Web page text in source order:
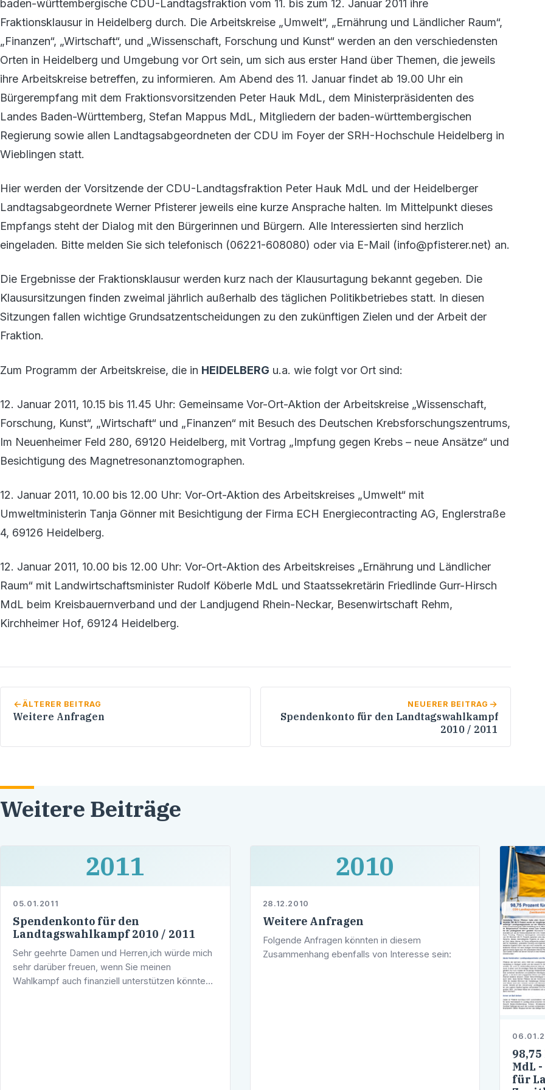
baden-württembergische CDU-Landtagsfraktion vom 11. bis zum 12. Januar 2011 ihre
Fraktionsklausur in Heidelberg durch. Die Arbeitskreise „Umwelt“, „Ernährung und Ländlicher Raum“,
„Finanzen“, „Wirtschaft“, und „Wissenschaft, Forschung und Kunst“ werden an den verschiedensten
Orten in Heidelberg und Umgebung vor Ort sein, um sich aus erster Hand über Themen, die jeweils
ihre Arbeitskreise betreffen, zu informieren. Am Abend des 11. Januar findet ab 19.00 Uhr ein
Bürgerempfang mit dem Fraktionsvorsitzenden Peter Hauk MdL, dem Ministerpräsidenten des
Landes Baden-Württemberg, Stefan Mappus MdL, Mitgliedern der baden-württembergischen
Regierung sowie allen Landtagsabgeordneten der CDU im Foyer der SRH-Hochschule Heidelberg in
Wieblingen statt.
Hier werden der Vorsitzende der CDU-Landtagsfraktion Peter Hauk MdL und der Heidelberger
Landtagsabgeordnete Werner Pfisterer jeweils eine kurze Ansprache halten. Im Mittelpunkt dieses
Empfangs steht der Dialog mit den Bürgerinnen und Bürgern. Alle Interessierten sind herzlich
eingeladen. Bitte melden Sie sich telefonisch (06221-608080) oder via E-Mail (info@pfisterer.net) an.
Die Ergebnisse der Fraktionsklausur werden kurz nach der Klausurtagung bekannt gegeben. Die
Klausursitzungen finden zweimal jährlich außerhalb des täglichen Politikbetriebes statt. In diesen
Sitzungen fallen wichtige Grundsatzentscheidungen zu den zukünftigen Zielen und der Arbeit der
Fraktion.
Zum Programm der Arbeitskreise, die in HEIDELBERG u.a. wie folgt vor Ort sind:
12. Januar 2011, 10.15 bis 11.45 Uhr: Gemeinsame Vor-Ort-Aktion der Arbeitskreise „Wissenschaft,
Forschung, Kunst“, „Wirtschaft“ und „Finanzen“ mit Besuch des Deutschen Krebsforschungszentrums,
Im Neuenheimer Feld 280, 69120 Heidelberg, mit Vortrag „Impfung gegen Krebs – neue Ansätze“ und
Besichtigung des Magnetresonanztomographen.
12. Januar 2011, 10.00 bis 12.00 Uhr: Vor-Ort-Aktion des Arbeitskreises „Umwelt“ mit
Umweltministerin Tanja Gönner mit Besichtigung der Firma ECH Energiecontracting AG, Englerstraße
4, 69126 Heidelberg.
12. Januar 2011, 10.00 bis 12.00 Uhr: Vor-Ort-Aktion des Arbeitskreises „Ernährung und Ländlicher
Raum“ mit Landwirtschaftsminister Rudolf Köberle MdL und Staatssekretärin Friedlinde Gurr-Hirsch
MdL beim Kreisbauernverband und der Landjugend Rhein-Neckar, Besenwirtschaft Rehm,
Kirchheimer Hof, 69124 Heidelberg.
ÄLTERER BEITRAG
Weitere Anfragen
NEUERER BEITRAG
Spendenkonto für den Landtagswahlkampf
2010 / 2011
Weitere Beiträge
2011
05.01.2011
Spendenkonto für den
Landtagswahlkampf 2010 / 2011
Sehr geehrte Damen und Herren,ich würde mich
sehr darüber freuen, wenn Sie meinen
Wahlkampf auch finanziell unterstützen könnten.
2010
28.12.2010
Weitere Anfragen
Folgende Anfragen könnten in diesem
Zusammenhang ebenfalls von Interesse sein:
MdL
für